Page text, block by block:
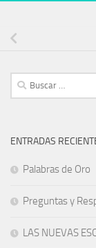
Buscar:
ENTRADAS
Palabras de Oro
Preguntas y
LAS NUEVAS